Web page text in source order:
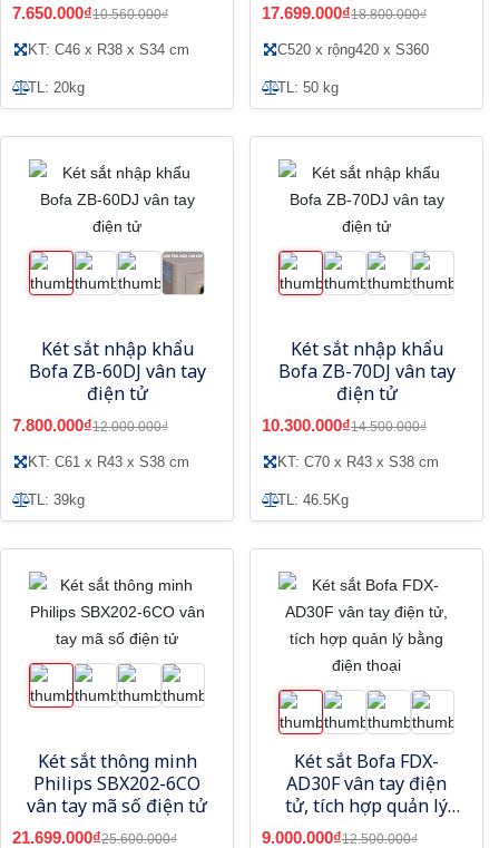
7.650.000₫10.560.000₫
KT: C46 x R38 x S34 cm
TL: 20kg
17.699.000₫18.800.000₫
C520 x rộng420 x S360
TL: 50 kg
Két sắt nhập khẩu
Bofa ZB-60DJ vân tay
điện tử
7.800.000₫12.000.000₫
KT: C61 x R43 x S38 cm
TL: 39kg
Két sắt nhập khẩu
Bofa ZB-70DJ vân tay
điện tử
10.300.000₫14.500.000₫
KT: C70 x R43 x S38 cm
TL: 46.5Kg
Két sắt thông minh
Philips SBX202-6CO
vân tay mã số điện tử
21.699.000₫25.600.000₫
Két sắt Bofa FDX-
AD30F vân tay điện
tử, tích hợp quản lý
bằng điện thoại
9.000.000₫12.500.000₫